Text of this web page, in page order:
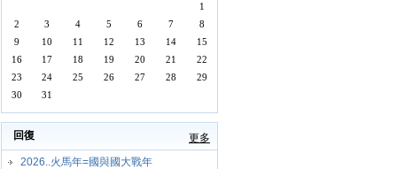
1
2
3 4 5 6 7
8
9
10 11 12 13 14
15
16
17 18 19 20 21
22
23
24 25 26 27 28
29
30
31
回復
更多
2026..火馬年=國與國大戰年